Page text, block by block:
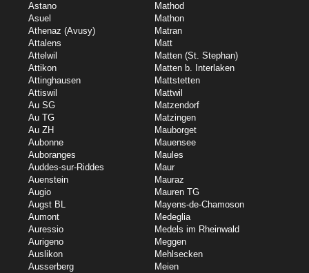
Astano
Asuel
Athenaz (Avusy)
Attalens
Attelwil
Attikon
Attinghausen
Attiswil
Au SG
Au TG
Au ZH
Aubonne
Auboranges
Auddes-sur-Riddes
Auenstein
Augio
Augst BL
Aumont
Auressio
Aurigeno
Auslikon
Ausserberg
Mathod
Mathon
Matran
Matt
Matten (St. Stephan)
Matten b. Interlaken
Mattstetten
Mattwil
Matzendorf
Matzingen
Mauborget
Mauensee
Maules
Maur
Mauraz
Mauren TG
Mayens-de-Chamoson
Medeglia
Medels im Rheinwald
Meggen
Mehlsecken
Meien